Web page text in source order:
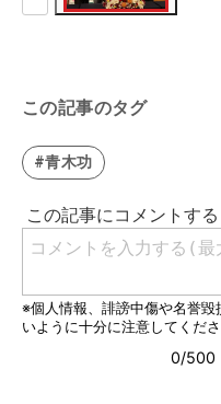
この記事のタグ
#青木功